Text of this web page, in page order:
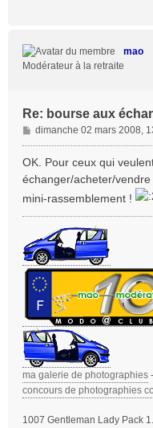
mao
Modérateur à la retraite
Re: bourse aux
M
e
s
s
g
e
dimanche 02 mars 2008,
OK. Pour ceux qui
échanger/acheter/
mini-rassemblement !
ma galerie de photographies -
concours de photographies
1007 Gentleman Lady Pack